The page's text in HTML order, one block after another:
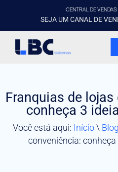
CENTRAL DE
SEJA UM CANAL DE
Franquias de
conheça 3
Você está aqui: Início\ Blog
conveniência: